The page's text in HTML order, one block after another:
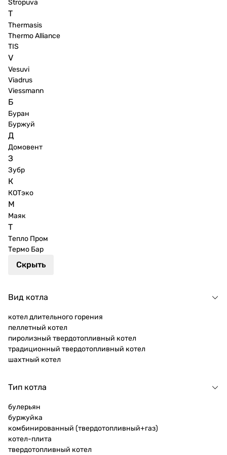
Stropuva
T
Thermasis
Thermo Alliance
TIS
V
Vesuvi
Viadrus
Viessmann
Б
Буран
Буржуй
Д
Домовент
З
Зубр
К
КОТэко
М
Маяк
Т
Тепло Пром
Термо Бар
Скрыть
Вид котла
котел длительного горения
пеллетный котел
пиролизный твердотопливный котел
традиционный твердотопливный котел
шахтный котел
Тип котла
булерьян
буржуйка
комбинированный (твердотопливный+газ)
котел-плита
твердотопливный котел